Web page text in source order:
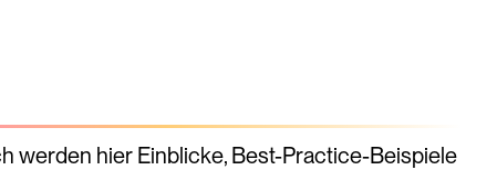
werden hier Einblicke, Best-Practice-Beispiele